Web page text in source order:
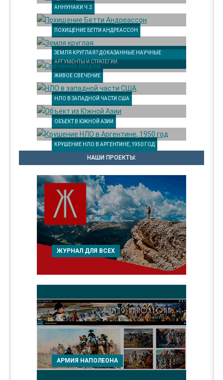
АННУНАКИ Ч.2
ПОХИЩЕНИЕ БЕТТИ АНДРЕАССОН
ЗЕМЛЯ КРУГЛАЯ? ДОКАЗАННЫЕ НАУЧНЫЕ
АРГУМЕНТЫ И СТРАТЕГИИ
ЖИВОЕ СВЕЧЕНИЕ
НЛО В ЗАПАДНОЙ ЧАСТИ США
ОБЪЕКТ В ЮЖНОЙ АЗИИ
КРУШЕНИЕ НЛО В АРГЕНТИНЕ, 1950 ГОД
НАШИ ПРОЕКТЫ:
ЖУРНАЛ ДЛЯ ВСЕХ
АРМИЯ НАПОЛЕОНА